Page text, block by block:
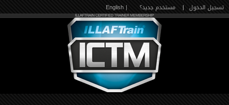
تسجيل الدخول | مستخدم جديد؟ | English